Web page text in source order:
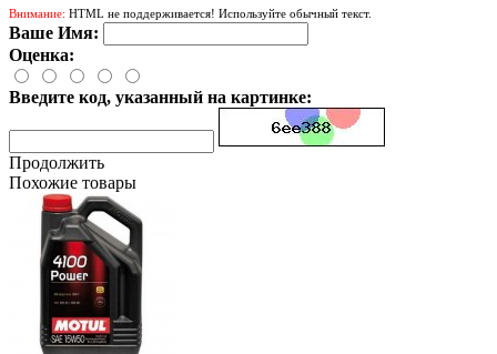
Внимание: HTML не поддерживается! Используйте обычный текст.
Ваше Имя:
Оценка:
Введите код, указанный на картинке:
Продолжить
Похожие товары